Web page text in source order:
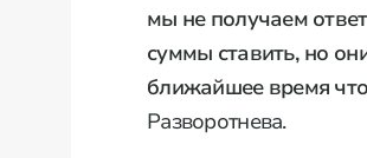
мы не получаем
суммы ставить, но
ближайшее время
Разворотнева.